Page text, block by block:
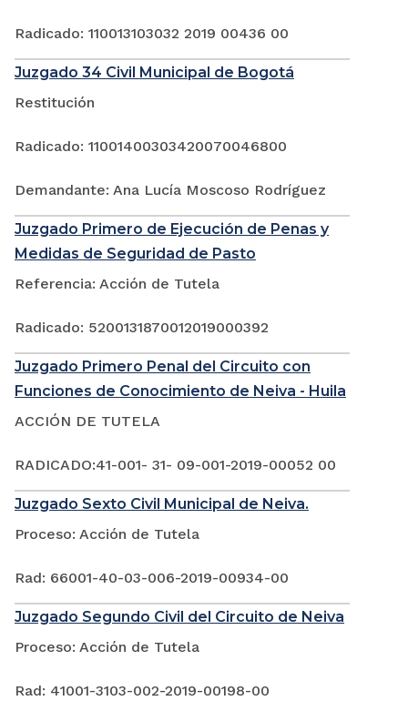
Radicado: 110013103032 2019 00436 00
Juzgado 34 Civil Municipal de Bogotá
Restitución
Radicado: 11001400303420070046800
Demandante: Ana Lucía Moscoso Rodríguez
Juzgado Primero de Ejecución de Penas y
Medidas de Seguridad de Pasto
Referencia: Acción de Tutela
Radicado: 5200131870012019000392
Juzgado Primero Penal del Circuito con
Funciones de Conocimiento de Neiva - Huila
ACCIÓN DE TUTELA
RADICADO:41-001- 31- 09-001-2019-00052 00
Juzgado Sexto Civil Municipal de Neiva.
Proceso: Acción de Tutela
Rad: 66001-40-03-006-2019-00934-00
Juzgado Segundo Civil del Circuito de Neiva
Proceso: Acción de Tutela
Rad: 41001-3103-002-2019-00198-00